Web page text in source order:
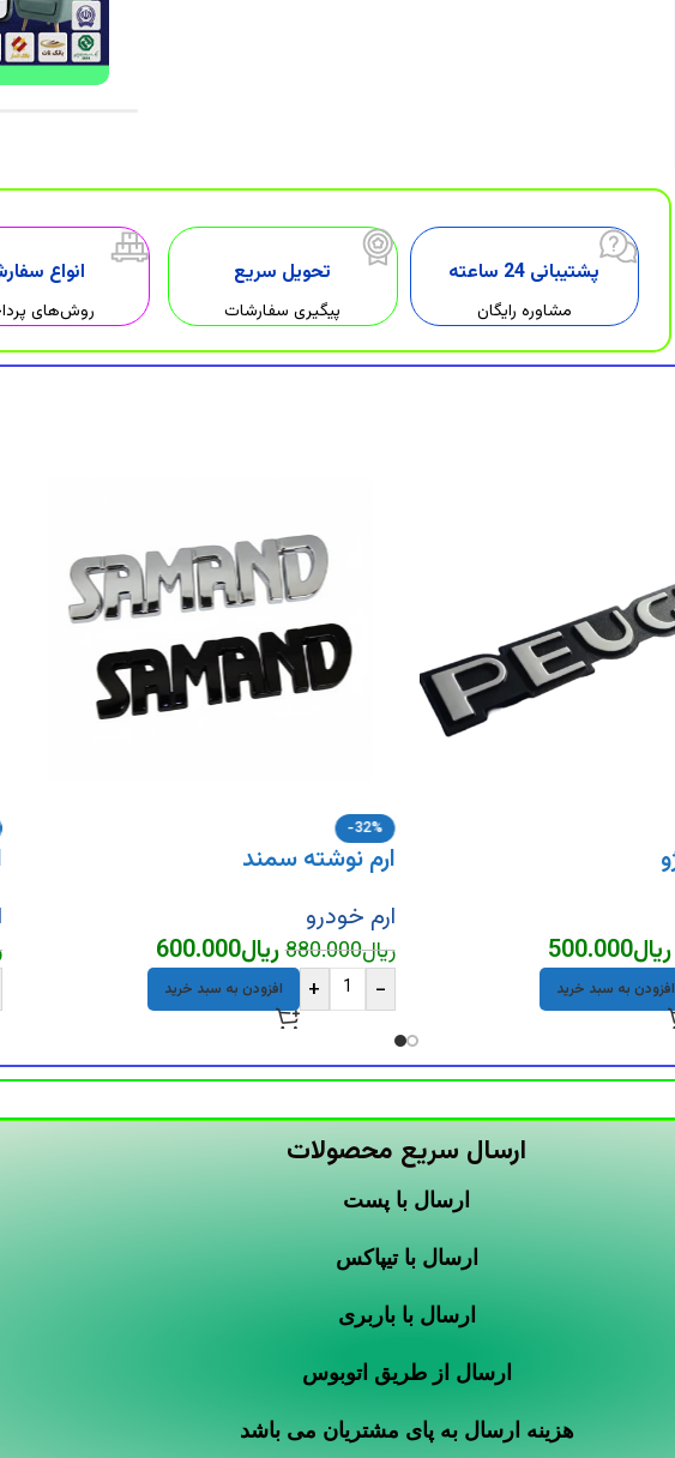
پشتیبانی 24 ساعته
مشاوره رایگان
تحویل سریع
پیگیری سفارشات
انواع
روش‌های
ریال500.000
افزودن به سبد خرید
-32%
ارم نوشته سمند
ارم خودرو
ریال880.000ریال600.000
-
+ افزودن به سبد خرید
ارسال سریع محصولات
ارسال با پست
ارسال با تیپاکس
ارسال با باربری
ارسال از طریق اتوبوس
هزینه ارسال به پای مشتریان می باشد